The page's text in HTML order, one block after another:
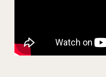
04 生殖醫學專科